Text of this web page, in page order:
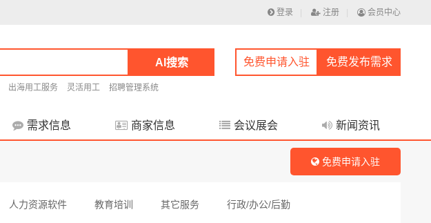
登录 注册 会员中心
AI搜索
出海用工服务 灵活用工 招聘管理系统
免费申请入驻 免费发布需求
需求信息 商家信息 会议展会 新闻资讯
免费申请入驻
人力资源软件 教育培训 其它服务 行政/办公/后勤